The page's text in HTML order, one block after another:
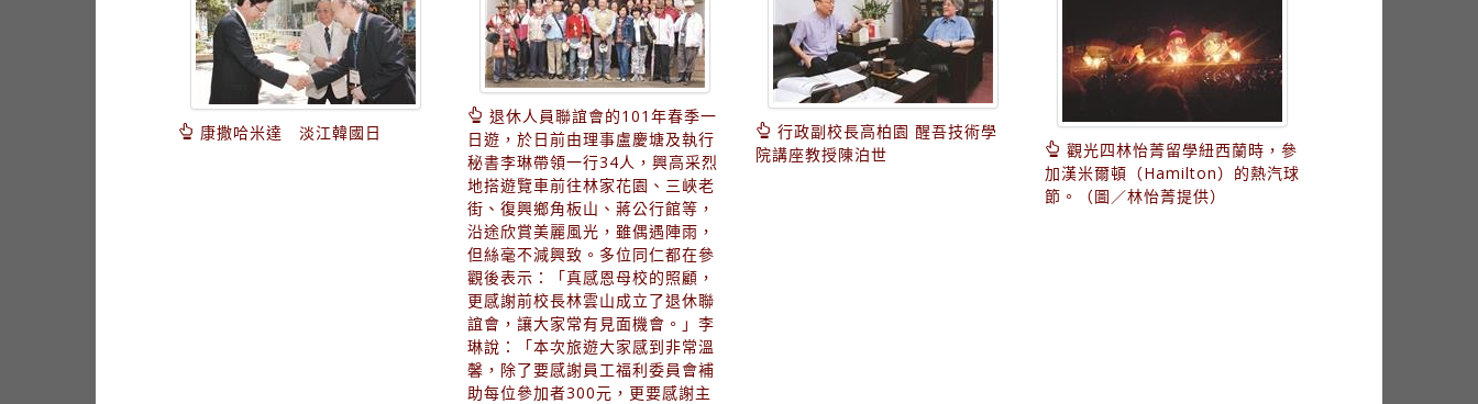
康撒哈米達 淡江韓國日
退休人員聯誼會的101年春季一
日遊，於日前由理事盧慶塘及執行
秘書李琳帶領一行34人，興高采烈
地搭遊覽車前往林家花園、三峽老
街、復興鄉角板山、蔣公行館等，
沿途欣賞美麗風光，雖偶遇陣雨，
但絲毫不減興致。多位同仁都在參
觀後表示：「真感恩母校的照顧，
更感謝前校長林雲山成立了退休聯
誼會，讓大家常有見面機會。」李
琳說：「本次旅遊大家感到非常溫
馨，除了要感謝員工福利委員會補
助每位參加者300元，更要感謝主
行政副校長高柏園 醒吾技術學
院講座教授陳泊世
觀光四林怡菁留學紐西蘭時，參
加漢米爾頓（Hamilton）的熱汽球
節。（圖／林怡菁提供）